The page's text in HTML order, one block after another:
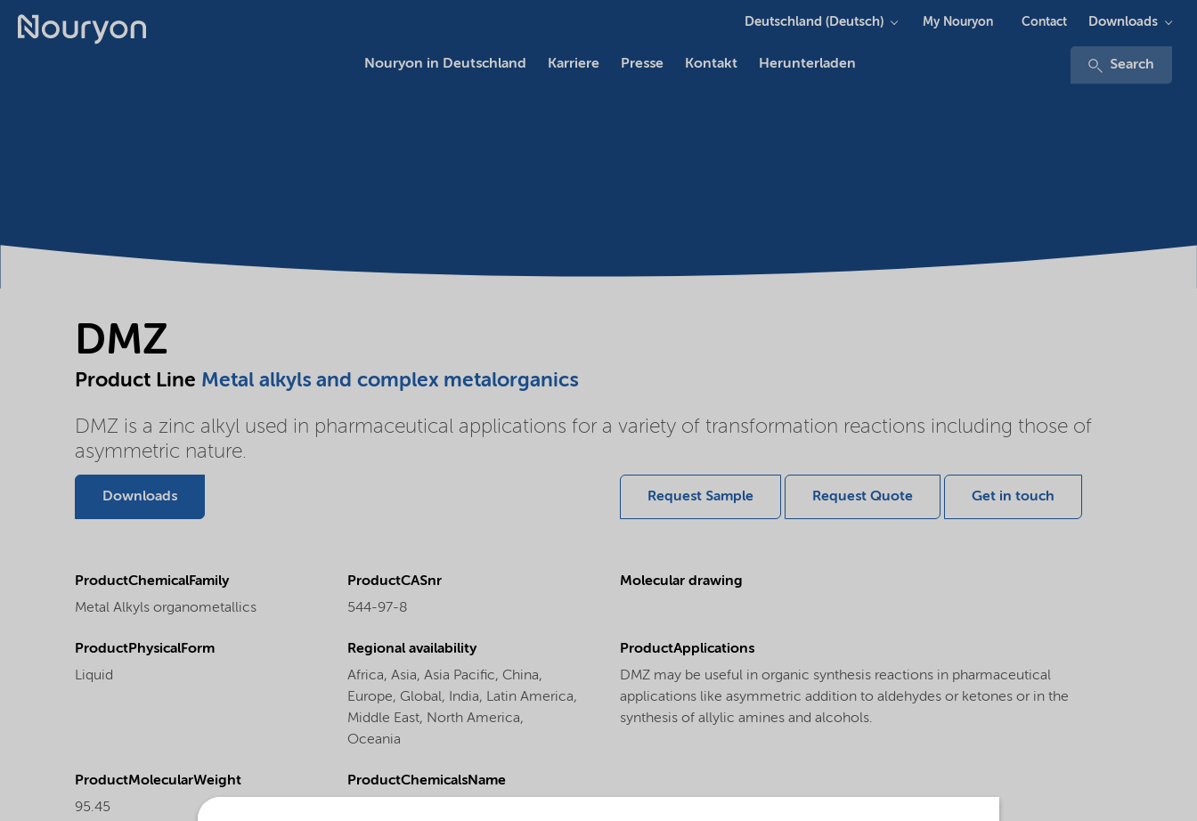
Nouryon in Deutschland Karriere Presse Kontakt Herunterladen Search
Deutschland (Deutsch) My Nouryon Contact Downloads
DMZ
Product Line Metal alkyls and complex metalorganics
DMZ is a zinc alkyl used in pharmaceutical applications for a variety of transformation reactions including those of
asymmetric nature.
Downloads Request Sample Request Quote Get in touch
ProductChemicalFamily
Metal Alkyls organometallics
ProductCASnr
544-97-8
ProductPhysicalForm
Liquid
Regional availability
Africa, Asia, Asia Pacific, China,
Europe, Global, India, Latin America,
Middle East, North America,
Oceania
ProductMolecularWeight
95.45
ProductChemicalsName
Molecular drawing
ProductApplications
DMZ may be useful in organic synthesis reactions in pharmaceutical
applications like asymmetric addition to aldehydes or ketones or in the
synthesis of allylic amines and alcohols.